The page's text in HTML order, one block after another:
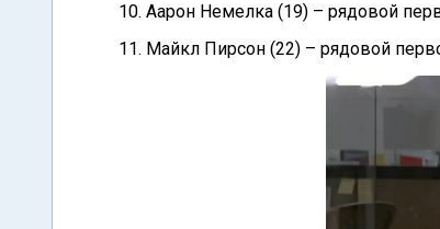
10. Аарон Немелка (19) – рядовой
11. Майкл Пирсон (22) – рядовой